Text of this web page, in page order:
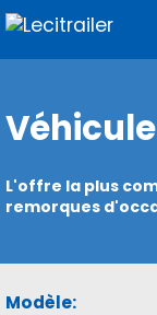
L'offre la plus
remorques
Modèle: